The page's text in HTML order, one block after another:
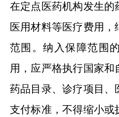
在定点医药机构发生的
医用材料等医疗费用
范围。纳入保障范围
用，应严格执行国家
药品目录、诊疗项目 、
支付标准，不得缩小或